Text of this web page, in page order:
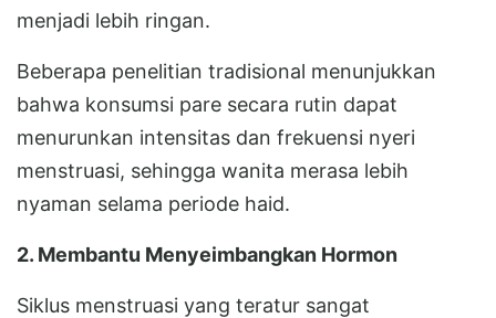
menjadi lebih ringan.
Beberapa penelitian tradisional menunjukkan
bahwa konsumsi pare secara rutin dapat
menurunkan intensitas dan frekuensi nyeri
menstruasi, sehingga wanita merasa lebih
nyaman selama periode haid.
2. Membantu Menyeimbangkan Hormon
Siklus menstruasi yang teratur sangat